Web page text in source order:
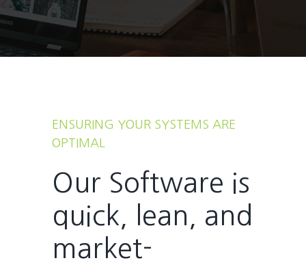
ENSURING YOUR SYSTEMS ARE
OPTIMAL
Our Software is
quick, lean, and
market-